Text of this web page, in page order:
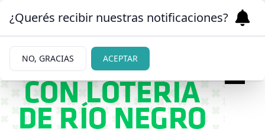
¿Querés recibir nuestras notificaciones?
NO, GRACIAS ACEPTAR